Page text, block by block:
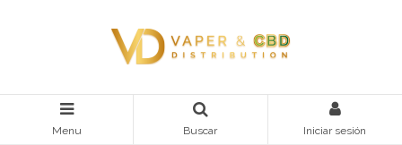
Menu Buscar Iniciar sesión